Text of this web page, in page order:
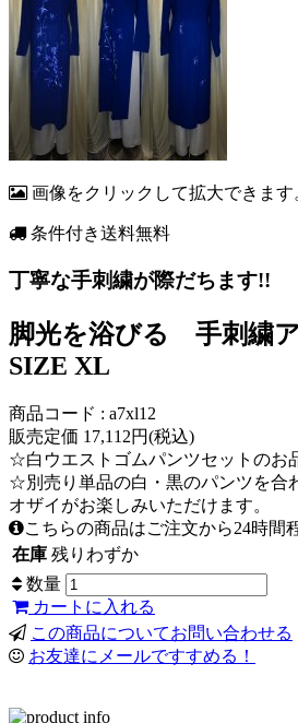
画像をクリックして拡大できます
条件付き送料無料
丁寧な手刺繍が際だちます!!
脚光を浴びる 手刺繍
SIZE XL
商品コード : a7xl12
販売定価 17,112円(税込)
☆白ウエストゴムパンツセットのお
☆別売り単品の白・黒のパンツを合
オザイがお楽しみいただけます。
こちらの商品はご注文から24時間
在庫 残りわずか
数量
カートに入れる
この商品についてお問い合わせる
お友達にメールですすめる！